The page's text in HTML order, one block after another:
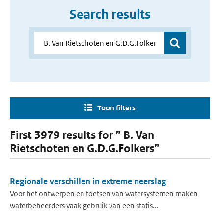
Search results
Toon filters
First 3979 results for ” B. Van
Rietschoten en G.D.G.Folkers”
Regionale verschillen in extreme neerslag
Voor het ontwerpen en toetsen van watersystemen maken
waterbeheerders vaak gebruik van een statis...